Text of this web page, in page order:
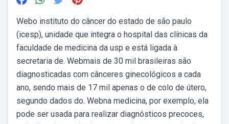
Webo instituto do câncer do estado de são paulo
(icesp), unidade que integra o hospital das clínicas da
faculdade de medicina da usp e está ligada à
secretaria de. Webmais de 30 mil brasileiras são
diagnosticadas com cânceres ginecológicos a cada
ano, sendo mais de 17 mil apenas o de colo de útero,
segundo dados do. Webna medicina, por exemplo, ela
pode ser usada para realizar diagnósticos precoces,